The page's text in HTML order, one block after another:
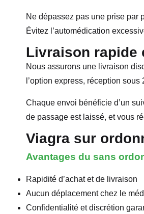
Ne dépassez pas une prise par
Évitez l’automédication
Livraison rapide
Nous assurons une livraison
l’option express, réception
Chaque envoi bénéficie d’un
de passage est laissé, et vous
Viagra sur
Avantages du sans
Rapidité d’achat et de livraison
Aucun déplacement chez le
Confidentialité et discrétion